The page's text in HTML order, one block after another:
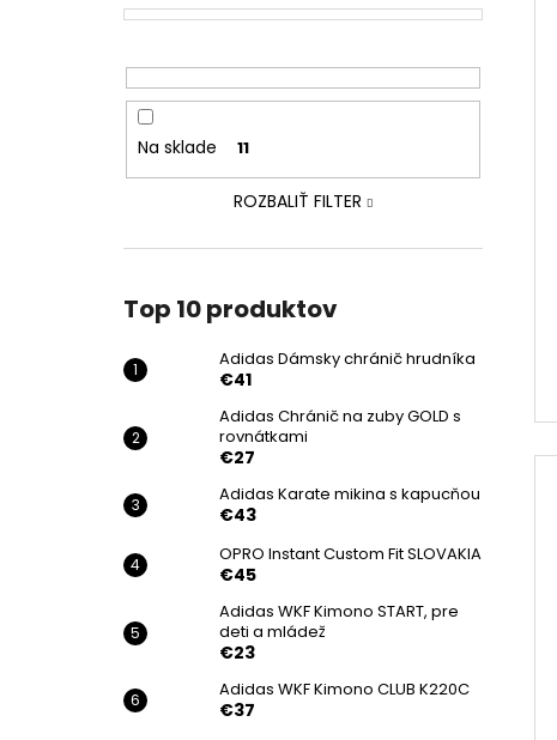
Na sklade 11
ROZBALIŤ FILTER
Top 10 produktov
Adidas Dámsky chránič hrudníka
€41
Adidas Chránič na zuby GOLD s
rovnátkami
€27
Adidas Karate mikina s kapucňou
€43
OPRO Instant Custom Fit SLOVAKIA
€45
Adidas WKF Kimono START, pre
deti a mládež
€23
Adidas WKF Kimono CLUB K220C
€37